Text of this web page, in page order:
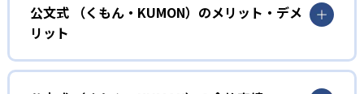
しさを経験できる。小学校に入る準備をしたい幼児向け
KUMONでは細かいステップに分かれた教材で、わかる楽し
さを経験しながら無理なく力を高めていける。
性格や学習への取り組み姿勢に合わせて内容も調整するた
公文式 （くもん・KUMON）のメリット・デメ
リット
どんなメリットがある？